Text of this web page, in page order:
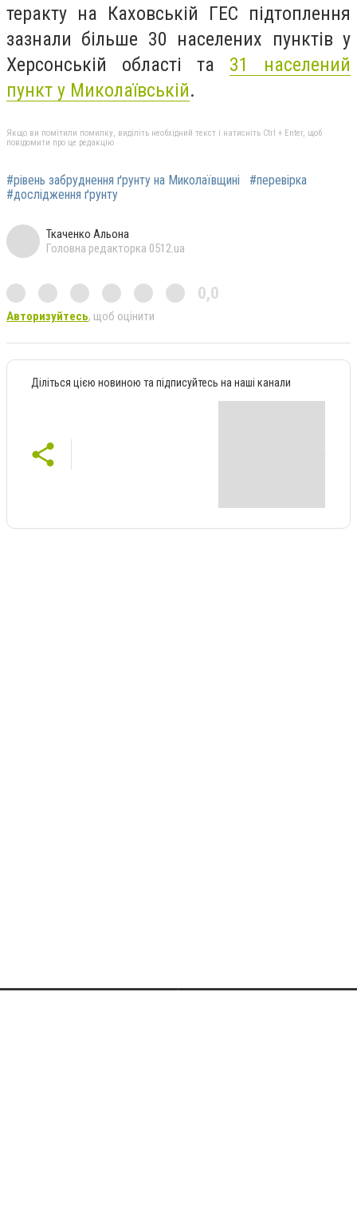
теракту на Каховській ГЕС підтоплення
зазнали більше 30 населених пунктів у
Херсонській області та 31 населений
пункт у Миколаївській.
Якщо ви помітили помилку, виділіть необхідний текст і натисніть Ctrl + Enter, щоб
повідомити про це редакцію
#рівень забруднення ґрунту на Миколаївщині
#перевірка
#дослідження ґрунту
Ткаченко Альона
Головна редакторка 0512.ua
0,0
Авторизуйтесь, щоб оцінити
Діліться цією новиною та підписуйтесь на наші канали